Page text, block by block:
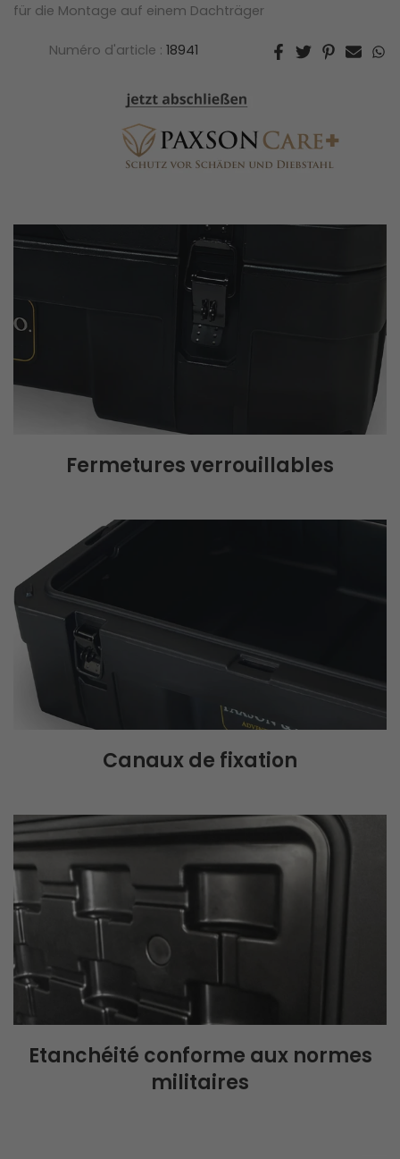
für die Montage auf einem Dachträger
Numéro d'article :18941
Fermetures verrouillables
Canaux de fixation
Etanchéité conforme aux normes
militaires